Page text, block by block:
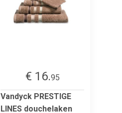
€ 16.95
Vandyck PRESTIGE
LINES douchelaken